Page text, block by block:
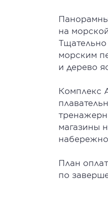
на
Тщательно
морским
и дерево
Комплекс
магазины
План
по